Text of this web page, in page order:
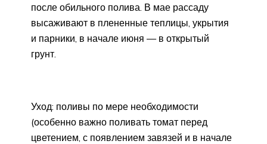
после обильного полива. В мае рассаду
высаживают в плененные теплицы, укрытия
и парники, в начале июня — в открытый
грунт.
Уход: поливы по мере необходимости
(особенно важно поливать томат перед
цветением, с появлением завязей и в начале